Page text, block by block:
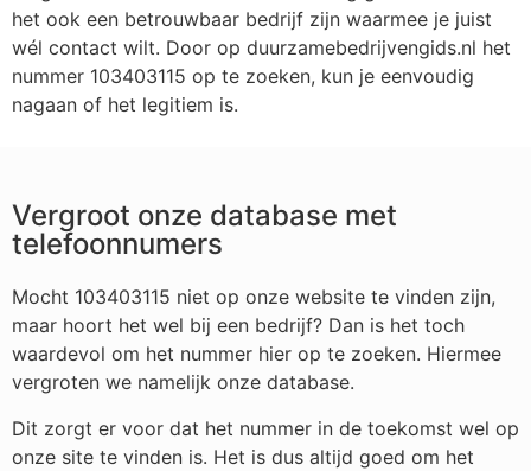
het ook een betrouwbaar bedrijf zijn waarmee je juist
wél contact wilt. Door op duurzamebedrijvengids.nl het
nummer 103403115 op te zoeken, kun je eenvoudig
nagaan of het legitiem is.
Vergroot onze database met
telefoonnumers
Mocht 103403115 niet op onze website te vinden zijn,
maar hoort het wel bij een bedrijf? Dan is het toch
waardevol om het nummer hier op te zoeken. Hiermee
vergroten we namelijk onze database.
Dit zorgt er voor dat het nummer in de toekomst wel op
onze site te vinden is. Het is dus altijd goed om het